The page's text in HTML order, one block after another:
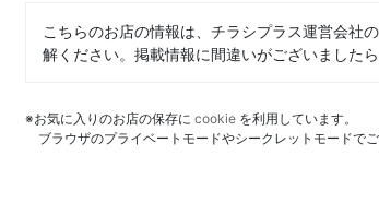
こちらのお店の情報は、チラシプラス運営会社
解ください。掲載情報に間違いがございました
※お気に入りのお店の保存に cookie を利用しています。
ブラウザのプライベートモードやシークレットモードで